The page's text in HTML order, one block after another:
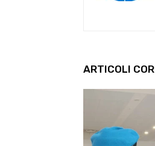
ARTICOLI